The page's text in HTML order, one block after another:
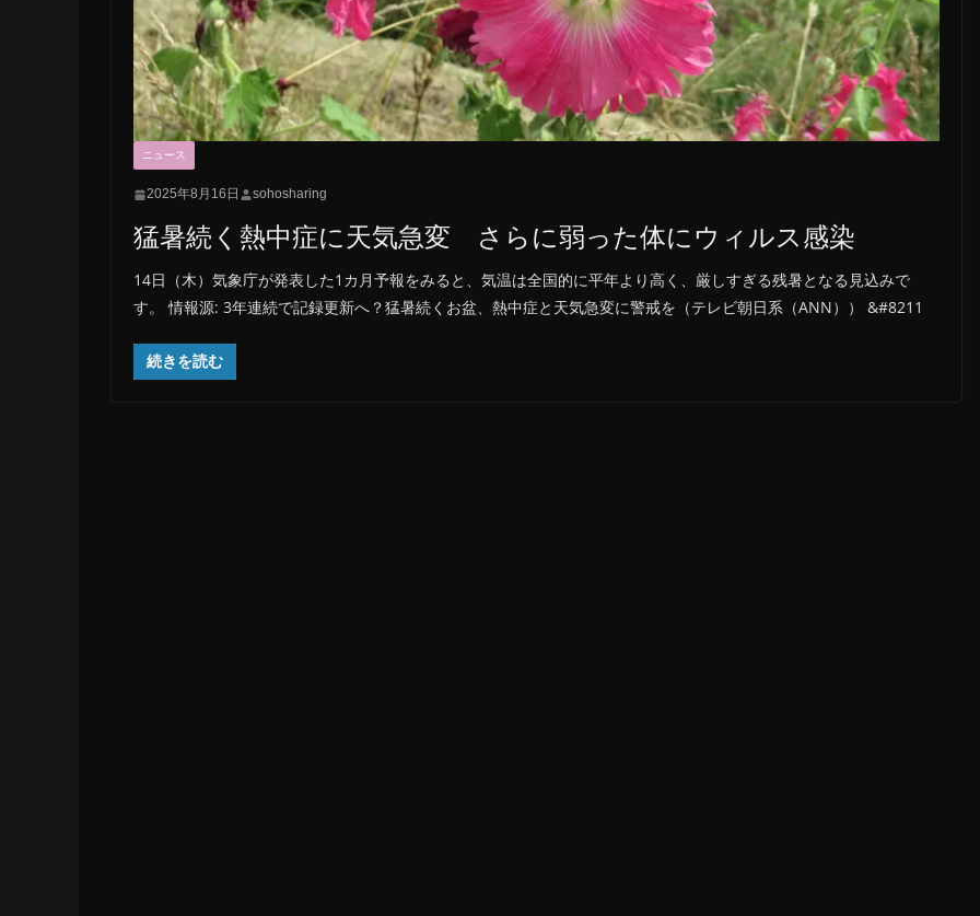
ニュース
2025年8月16日 sohosharing
猛暑続く熱中症に天気急変 さらに弱った体にウィルス感染
14日（木）気象庁が発表した1カ月予報をみると、気温は全国的に平年より高く、厳しすぎる残暑となる見込みで
す。 情報源: 3年連続で記録更新へ？猛暑続くお盆、熱中症と天気急変に警戒を（テレビ朝日系（ANN）） &#8211
続きを読む